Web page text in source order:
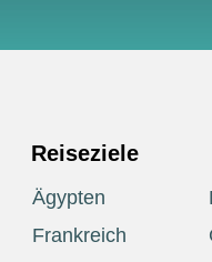
Reiseziele
Ägypten
Frankreich